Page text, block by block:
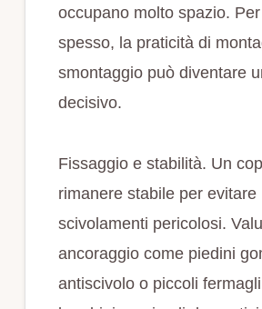
occupano molto spazio.
spesso, la praticità di
smontaggio può diventare
decisivo.
Fissaggio e stabilità. Un
rimanere stabile per evitare
scivolamenti pericolosi.
ancoraggio come piedini
antiscivolo o piccoli